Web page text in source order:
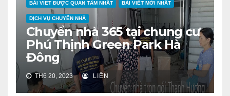
BÀI VIẾT ĐƯỢC QUAN TÂM NHẤT BÀI VIẾT MỚI NHẤT
DỊCH VỤ CHUYỂN NHÀ
Chuyển nhà 365 tại chung cư
Phú Thịnh Green Park Hà
Đông
TH6 20, 2023 LIÊN